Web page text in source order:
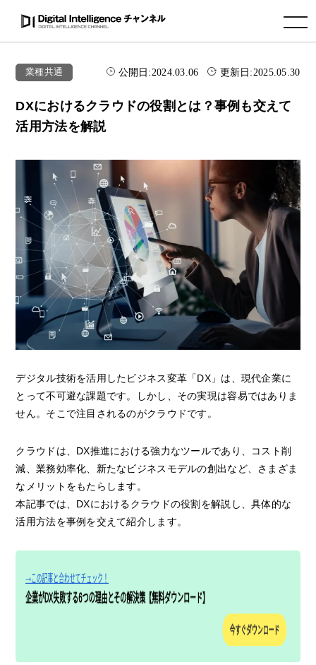
toggle navigation
業種共通 公開日:2024.03.06 更新日:2025.05.30
DXにおけるクラウドの役割とは？事例も交えて
活用方法を解説
デジタル技術を活用したビジネス変革「DX」は、現代企業に
とって不可避な課題です。しかし、その実現は容易ではありま
せん。そこで注目されるのがクラウドです。
クラウドは、DX推進における強力なツールであり、コスト削
減、業務効率化、新たなビジネスモデルの創出など、さまざま
なメリットをもたらします。
本記事では、DXにおけるクラウドの役割を解説し、具体的な
活用方法を事例を交えて紹介します。